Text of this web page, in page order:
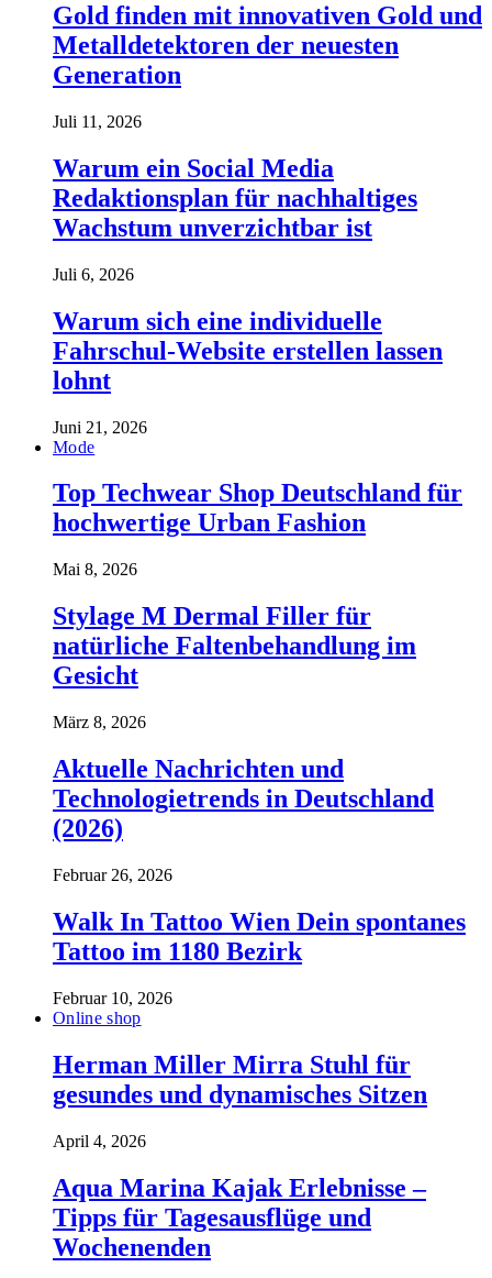
Gold finden mit innovativen Gold und
Metalldetektoren der neuesten
Generation
Juli 11, 2026
Warum ein Social Media
Redaktionsplan für nachhaltiges
Wachstum unverzichtbar ist
Juli 6, 2026
Warum sich eine individuelle
Fahrschul-Website erstellen lassen
lohnt
Juni 21, 2026
Mode
Top Techwear Shop Deutschland für
hochwertige Urban Fashion
Mai 8, 2026
Stylage M Dermal Filler für
natürliche Faltenbehandlung im
Gesicht
März 8, 2026
Aktuelle Nachrichten und
Technologietrends in Deutschland
(2026)
Februar 26, 2026
Walk In Tattoo Wien Dein spontanes
Tattoo im 1180 Bezirk
Februar 10, 2026
Online shop
Herman Miller Mirra Stuhl für
gesundes und dynamisches Sitzen
April 4, 2026
Aqua Marina Kajak Erlebnisse –
Tipps für Tagesausflüge und
Wochenenden